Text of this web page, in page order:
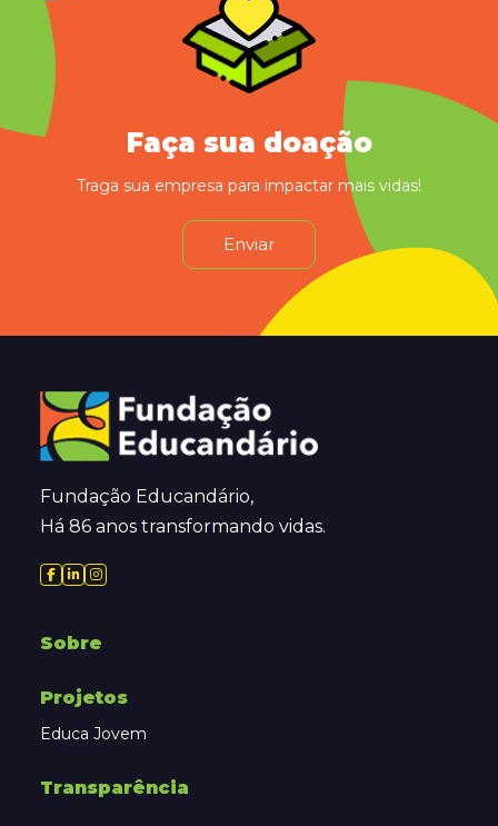
Faça sua doação
Traga sua empresa para impactar mais vidas!
Enviar
Fundação Educandário,
Há 86 anos transformando vidas.
Sobre
Projetos
Educa Jovem
Transparência